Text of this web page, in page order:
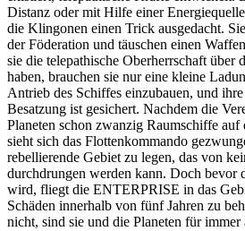
Distanz oder mit Hilfe einer
die Klingonen einen Trick ausgedacht.
der Föderation und täuschen einen
sie die telepathische Oberherrschaft über
haben, brauchen sie nur eine kleine
Antrieb des Schiffes einzubauen, und
Besatzung ist gesichert. Nachdem die
Planeten schon zwanzig Raumschiffe auf
sieht sich das Flottenkommando
rebellierende Gebiet zu legen, das von
durchdrungen werden kann. Doch bevor
wird, fliegt die ENTERPRISE in das
Schäden innerhalb von fünf Jahren zu
nicht, sind sie und die Planeten für immer